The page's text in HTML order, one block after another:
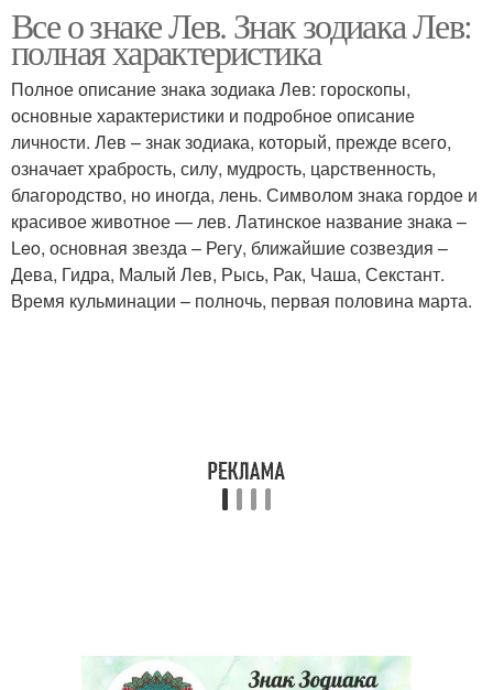
Все о знаке Лев. Знак зодиака Лев:
полная характеристика
Полное описание знака зодиака Лев: гороскопы,
основные характеристики и подробное описание
личности. Лев – знак зодиака, который, прежде всего,
означает храбрость, силу, мудрость, царственность,
благородство, но иногда, лень. Символом знака гордое и
красивое животное — лев. Латинское название знака –
Leo, основная звезда – Регу, ближайшие созвездия –
Дева, Гидра, Малый Лев, Рысь, Рак, Чаша, Секстант.
Время кульминации – полночь, первая половина марта.